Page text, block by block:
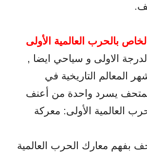
بالحرب العالمية الأولى
الاولى و سياحي ايضا ,
المعالم التاريخية في
يسرد واحدة من أعنف
العالمية الأولى: معركة
بفهم معارك الحرب العالمية